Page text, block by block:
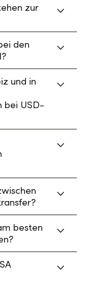
zur
den
und in
bei USD-
besten